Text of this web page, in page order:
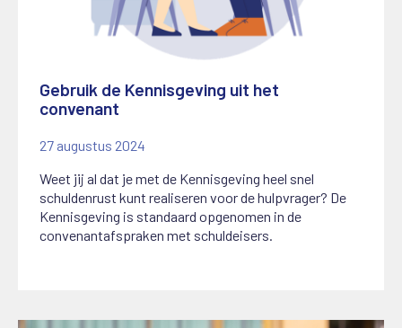
Gebruik de Kennisgeving uit het
convenant
27 augustus 2024
Weet jij al dat je met de Kennisgeving heel snel
schuldenrust kunt realiseren voor de hulpvrager? De
Kennisgeving is standaard opgenomen in de
convenantafspraken met schuldeisers.